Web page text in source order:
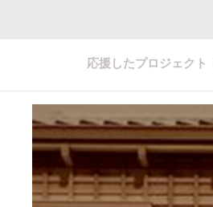
応援したプロジェクト